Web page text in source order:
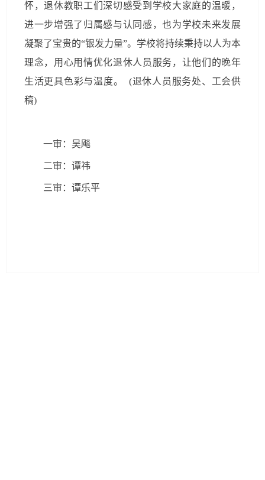
怀，退休教职工们深切感受到学校大家庭的温暖，
进一步增强了归属感与认同感，也为学校未来发展
凝聚了宝贵的“银发力量”。学校将持续秉持以人为本
理念，用心用情优化退休人员服务，让他们的晚年
生活更具色彩与温度。
(退休人员服务处、工会供
稿)
一审：吴飚
二审：谭祎
三审：谭乐平